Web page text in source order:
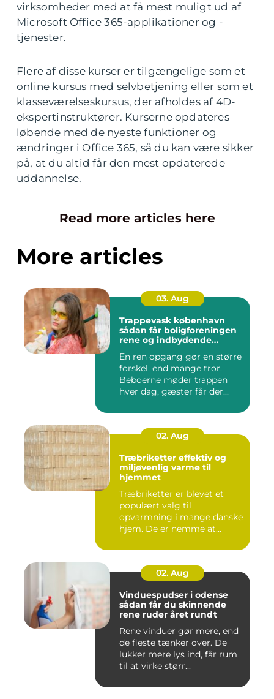
virksomheder med at få mest muligt ud af
Microsoft Office 365-applikationer og -
tjenester.
Flere af disse kurser er tilgængelige som et
online kursus med selvbetjening eller som et
klasseværelseskursus, der afholdes af 4D-
ekspertinstruktører. Kurserne opdateres
løbende med de nyeste funktioner og
ændringer i Office 365, så du kan være sikker
på, at du altid får den mest opdaterede
uddannelse.
Read more articles here
More articles
03. Aug
Trappevask københavn
sådan får boligforeningen
rene og indbydende
En ren opgang gør en større
forskel, end mange tror.
Beboerne møder trappen
hver dag, gæster får der...
02. Aug
Træbriketter effektiv og
miljøvenlig varme til
hjemmet
Træbriketter er blevet et
populært valg til
opvarmning i mange danske
hjem. De er nemme at
02. Aug
Vinduespudser i odense
sådan får du skinnende
rene ruder året rundt
Rene vinduer gør mere, end
de fleste tænker over. De
lukker mere lys ind, får rum
til at virke størr...